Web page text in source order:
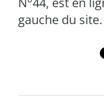
gauche du